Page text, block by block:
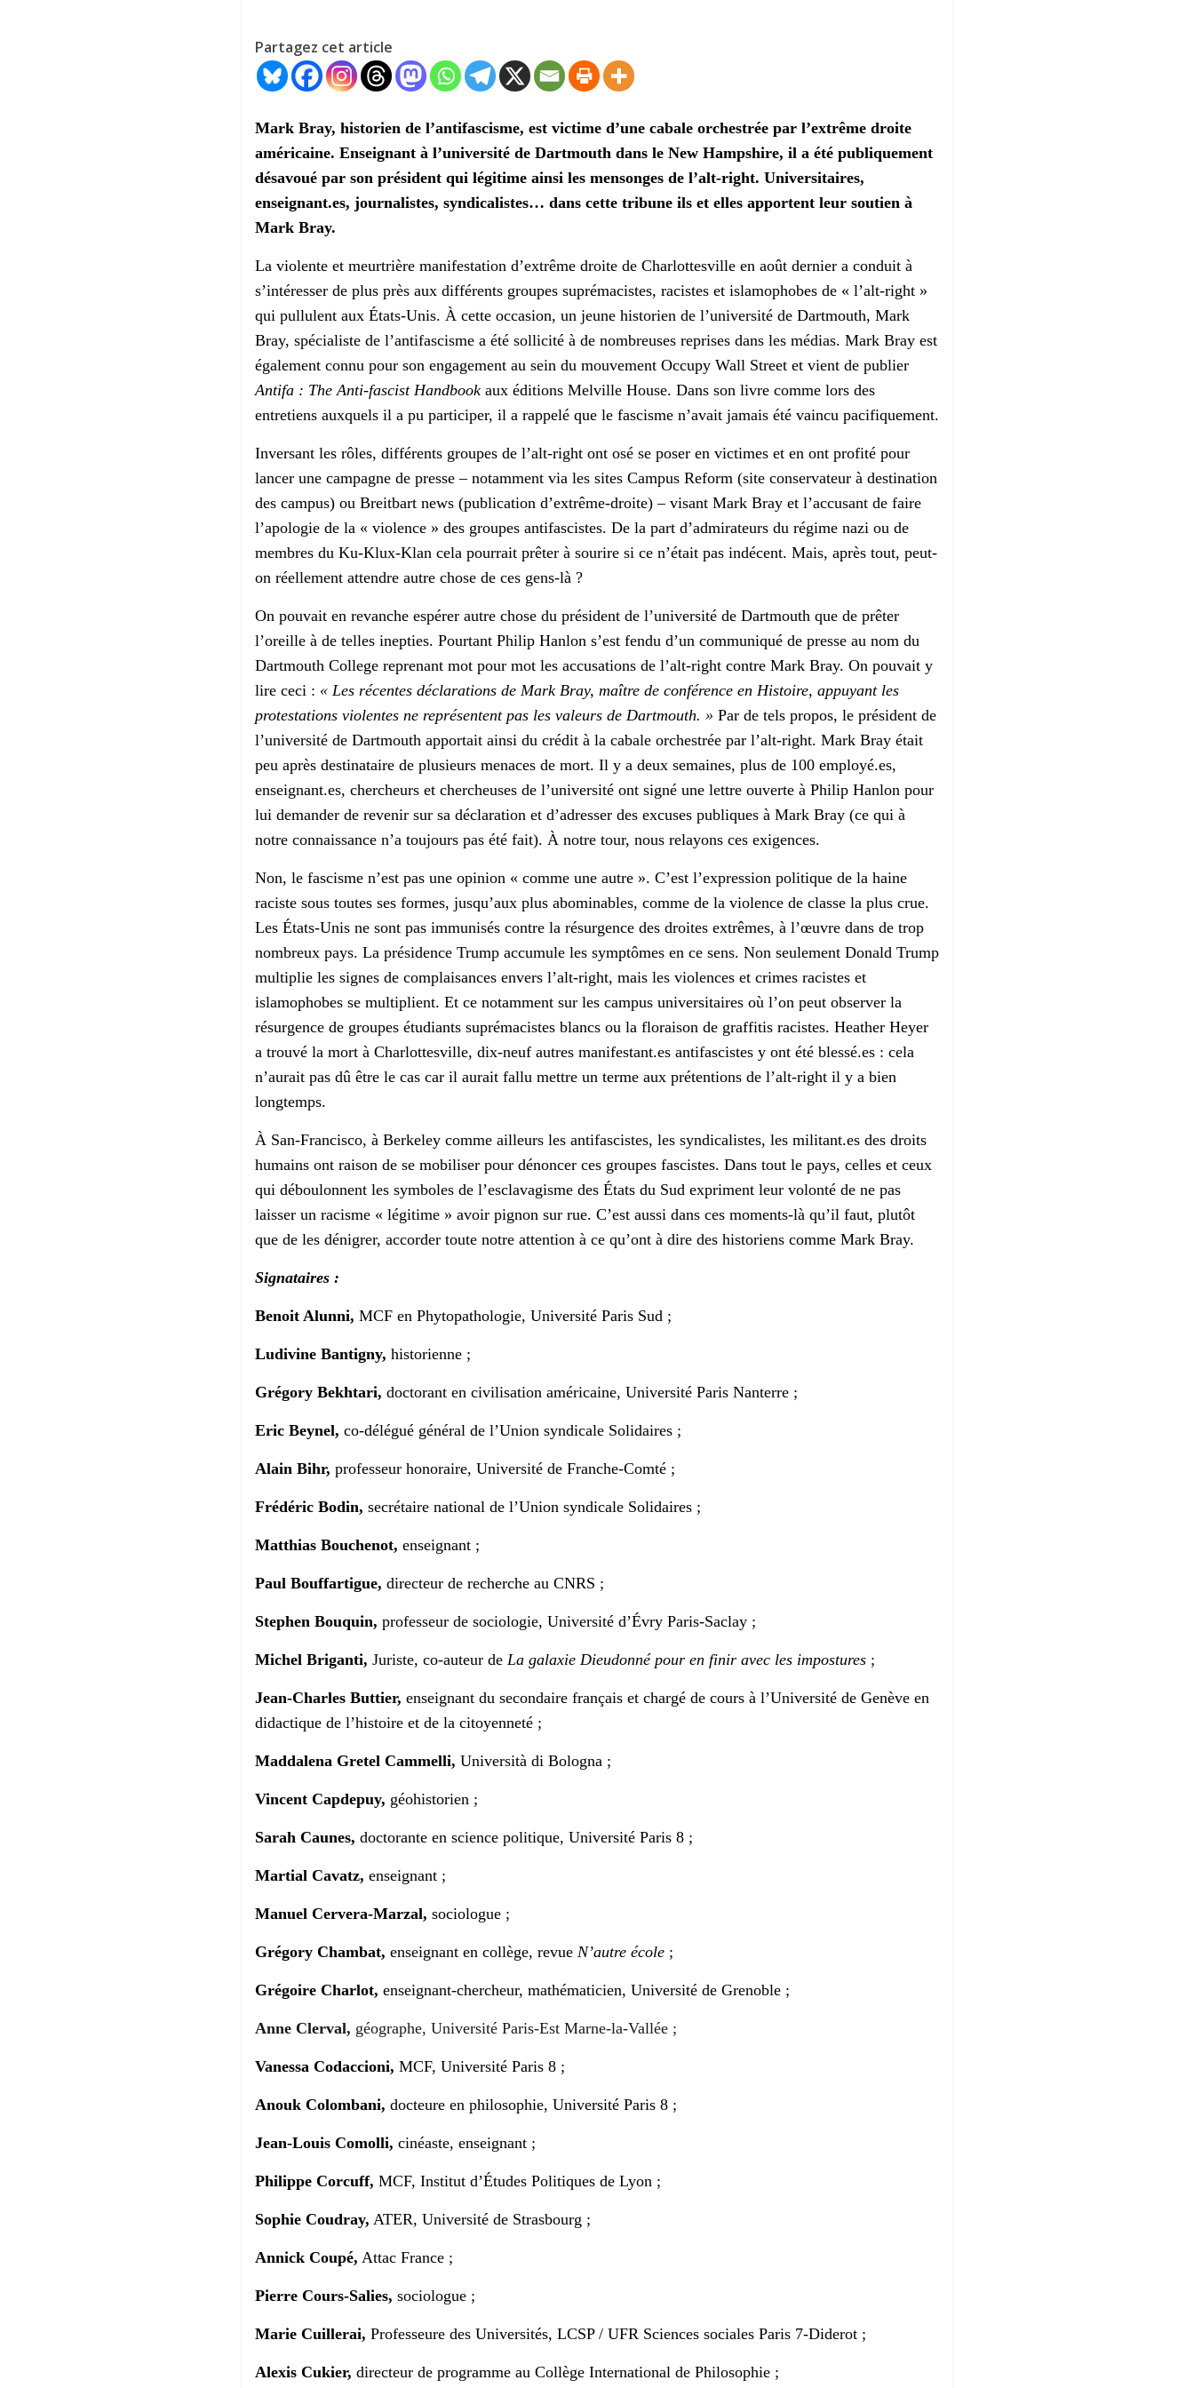
Partagez cet article
Mark Bray, historien de l’antifascisme, est victime d’une cabale orchestrée par l’extrême droite
américaine. Enseignant à l’université de Dartmouth dans le New Hampshire, il a été publiquement
désavoué par son président qui légitime ainsi les mensonges de l’alt-right. Universitaires,
enseignant.es, journalistes, syndicalistes… dans cette tribune ils et elles apportent leur soutien à
Mark Bray.
La violente et meurtrière manifestation d’extrême droite de Charlottesville en août dernier a conduit à
s’intéresser de plus près aux différents groupes suprémacistes, racistes et islamophobes de « l’alt-right »
qui pullulent aux États-Unis. À cette occasion, un jeune historien de l’université de Dartmouth, Mark
Bray, spécialiste de l’antifascisme a été sollicité à de nombreuses reprises dans les médias. Mark Bray est
également connu pour son engagement au sein du mouvement Occupy Wall Street et vient de publier
Antifa : The Anti-fascist Handbook aux éditions Melville House. Dans son livre comme lors des
entretiens auxquels il a pu participer, il a rappelé que le fascisme n’avait jamais été vaincu pacifiquement.
Inversant les rôles, différents groupes de l’alt-right ont osé se poser en victimes et en ont profité pour
lancer une campagne de presse – notamment via les sites Campus Reform (site conservateur à destination
des campus) ou Breitbart news (publication d’extrême-droite) – visant Mark Bray et l’accusant de faire
l’apologie de la « violence » des groupes antifascistes. De la part d’admirateurs du régime nazi ou de
membres du Ku-Klux-Klan cela pourrait prêter à sourire si ce n’était pas indécent. Mais, après tout, peut-
on réellement attendre autre chose de ces gens-là ?
On pouvait en revanche espérer autre chose du président de l’université de Dartmouth que de prêter
l’oreille à de telles inepties. Pourtant Philip Hanlon s’est fendu d’un communiqué de presse au nom du
Dartmouth College reprenant mot pour mot les accusations de l’alt-right contre Mark Bray. On pouvait y
lire ceci : « Les récentes déclarations de Mark Bray, maître de conférence en Histoire, appuyant les
protestations violentes ne représentent pas les valeurs de Dartmouth. » Par de tels propos, le président de
l’université de Dartmouth apportait ainsi du crédit à la cabale orchestrée par l’alt-right. Mark Bray était
peu après destinataire de plusieurs menaces de mort. Il y a deux semaines, plus de 100 employé.es,
enseignant.es, chercheurs et chercheuses de l’université ont signé une lettre ouverte à Philip Hanlon pour
lui demander de revenir sur sa déclaration et d’adresser des excuses publiques à Mark Bray (ce qui à
notre connaissance n’a toujours pas été fait). À notre tour, nous relayons ces exigences.
Non, le fascisme n’est pas une opinion « comme une autre ». C’est l’expression politique de la haine
raciste sous toutes ses formes, jusqu’aux plus abominables, comme de la violence de classe la plus crue.
Les États-Unis ne sont pas immunisés contre la résurgence des droites extrêmes, à l’œuvre dans de trop
nombreux pays. La présidence Trump accumule les symptômes en ce sens. Non seulement Donald Trump
multiplie les signes de complaisances envers l’alt-right, mais les violences et crimes racistes et
islamophobes se multiplient. Et ce notamment sur les campus universitaires où l’on peut observer la
résurgence de groupes étudiants suprémacistes blancs ou la floraison de graffitis racistes. Heather Heyer
a trouvé la mort à Charlottesville, dix-neuf autres manifestant.es antifascistes y ont été blessé.es : cela
n’aurait pas dû être le cas car il aurait fallu mettre un terme aux prétentions de l’alt-right il y a bien
longtemps.
À San-Francisco, à Berkeley comme ailleurs les antifascistes, les syndicalistes, les militant.es des droits
humains ont raison de se mobiliser pour dénoncer ces groupes fascistes. Dans tout le pays, celles et ceux
qui déboulonnent les symboles de l’esclavagisme des États du Sud expriment leur volonté de ne pas
laisser un racisme « légitime » avoir pignon sur rue. C’est aussi dans ces moments-là qu’il faut, plutôt
que de les dénigrer, accorder toute notre attention à ce qu’ont à dire des historiens comme Mark Bray.
Signataires :
Benoit Alunni, MCF en Phytopathologie, Université Paris Sud ;
Ludivine Bantigny, historienne ;
Grégory Bekhtari, doctorant en civilisation américaine, Université Paris Nanterre ;
Eric Beynel, co-délégué général de l’Union syndicale Solidaires ;
Alain Bihr, professeur honoraire, Université de Franche-Comté ;
Frédéric Bodin, secrétaire national de l’Union syndicale Solidaires ;
Matthias Bouchenot, enseignant ;
Paul Bouffartigue, directeur de recherche au CNRS ;
Stephen Bouquin, professeur de sociologie, Université d’Évry Paris-Saclay ;
Michel Briganti, Juriste, co-auteur de La galaxie Dieudonné pour en finir avec les impostures ;
Jean-Charles Buttier, enseignant du secondaire français et chargé de cours à l’Université de Genève en
didactique de l’histoire et de la citoyenneté ;
Maddalena Gretel Cammelli, Università di Bologna ;
Vincent Capdepuy, géohistorien ;
Sarah Caunes, doctorante en science politique, Université Paris 8 ;
Martial Cavatz, enseignant ;
Manuel Cervera-Marzal, sociologue ;
Grégory Chambat, enseignant en collège, revue N’autre école ;
Grégoire Charlot, enseignant-chercheur, mathématicien, Université de Grenoble ;
Anne Clerval, géographe, Université Paris-Est Marne-la-Vallée ;
Vanessa Codaccioni, MCF, Université Paris 8 ;
Anouk Colombani, docteure en philosophie, Université Paris 8 ;
Jean-Louis Comolli, cinéaste, enseignant ;
Philippe Corcuff, MCF, Institut d’Études Politiques de Lyon ;
Sophie Coudray, ATER, Université de Strasbourg ;
Annick Coupé, Attac France ;
Pierre Cours-Salies, sociologue ;
Marie Cuillerai, Professeure des Universités, LCSP / UFR Sciences sociales Paris 7-Diderot ;
Alexis Cukier, directeur de programme au Collège International de Philosophie ;